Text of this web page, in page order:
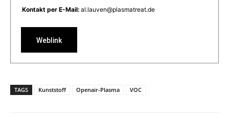
Kontakt per E-Mail: al.lauven@plasmatreat.de
Weblink
TAGS Kunststoff Openair-Plasma VOC